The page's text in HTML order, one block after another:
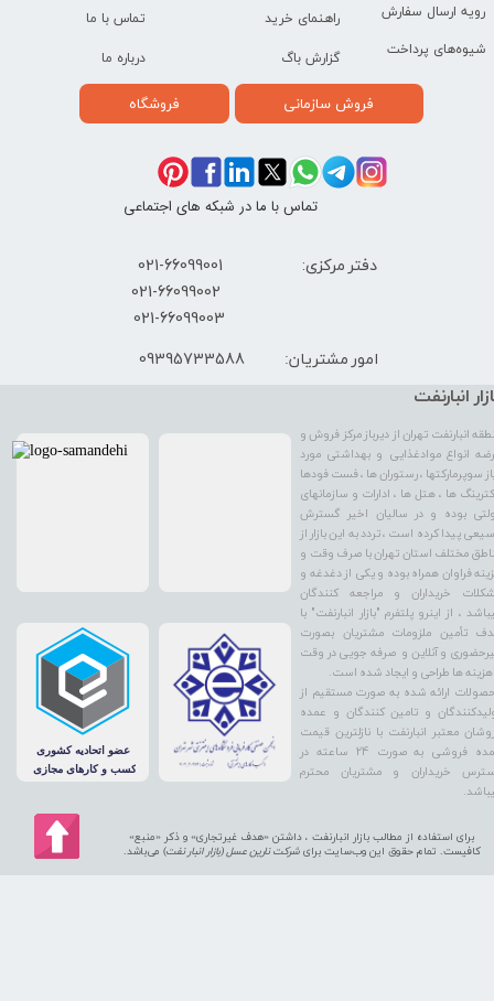
انبارنفت
انبارنفت تهران از دیرباز مرکز فروش و
انواع موادغذایی و بهداشتی مورد
سوپرمارکتها ، رستوران ها ، فست فودها
ها ، هتل ها ، ادارات و سازمانهای
بوده و در سالیان اخیر گسترش
پیدا کرده است ، تردد به این بازار از
مختلف استان تهران با صرف وقت و
فراوان همراه بوده و یکی از دغدغه و
خریداران و مراجعه کنندگان
، از اینرو پلتفرم "بازار انبارنفت" با
تأمین ملزومات مشتریان بصورت
و آنلاین و صرفه جویی در وقت
ها طراحی و ایجاد شده است.
ارائه شده به صورت مستقیم از
و تامین کنندگان و عمده
معتبر انبارنفت با نازلترین قیمت
عمده فروشی به صورت 24 ساعته در
خریداران و مشتریان محترم
برای استفاده از مطالب بازار انبارنفت ، داشتن «هدف غیرتجاری» و ذکر «منبع»
کافیست. تمام حقوق اين وب‌سايت برای شرکت نارین عسل (بازار انبار نفت) می‌باشد.
رویه ارسال سفارش
شیوه‌های پرداخت
راهنمای خرید
گزارش باگ
تماس با ما
درباره ما
فروش سازمانی فروشگاه
دفتر مرکزی: 66099001-021
امور مشتریان:
​021-66099002
تماس با ما در شبکه های اجتماعی